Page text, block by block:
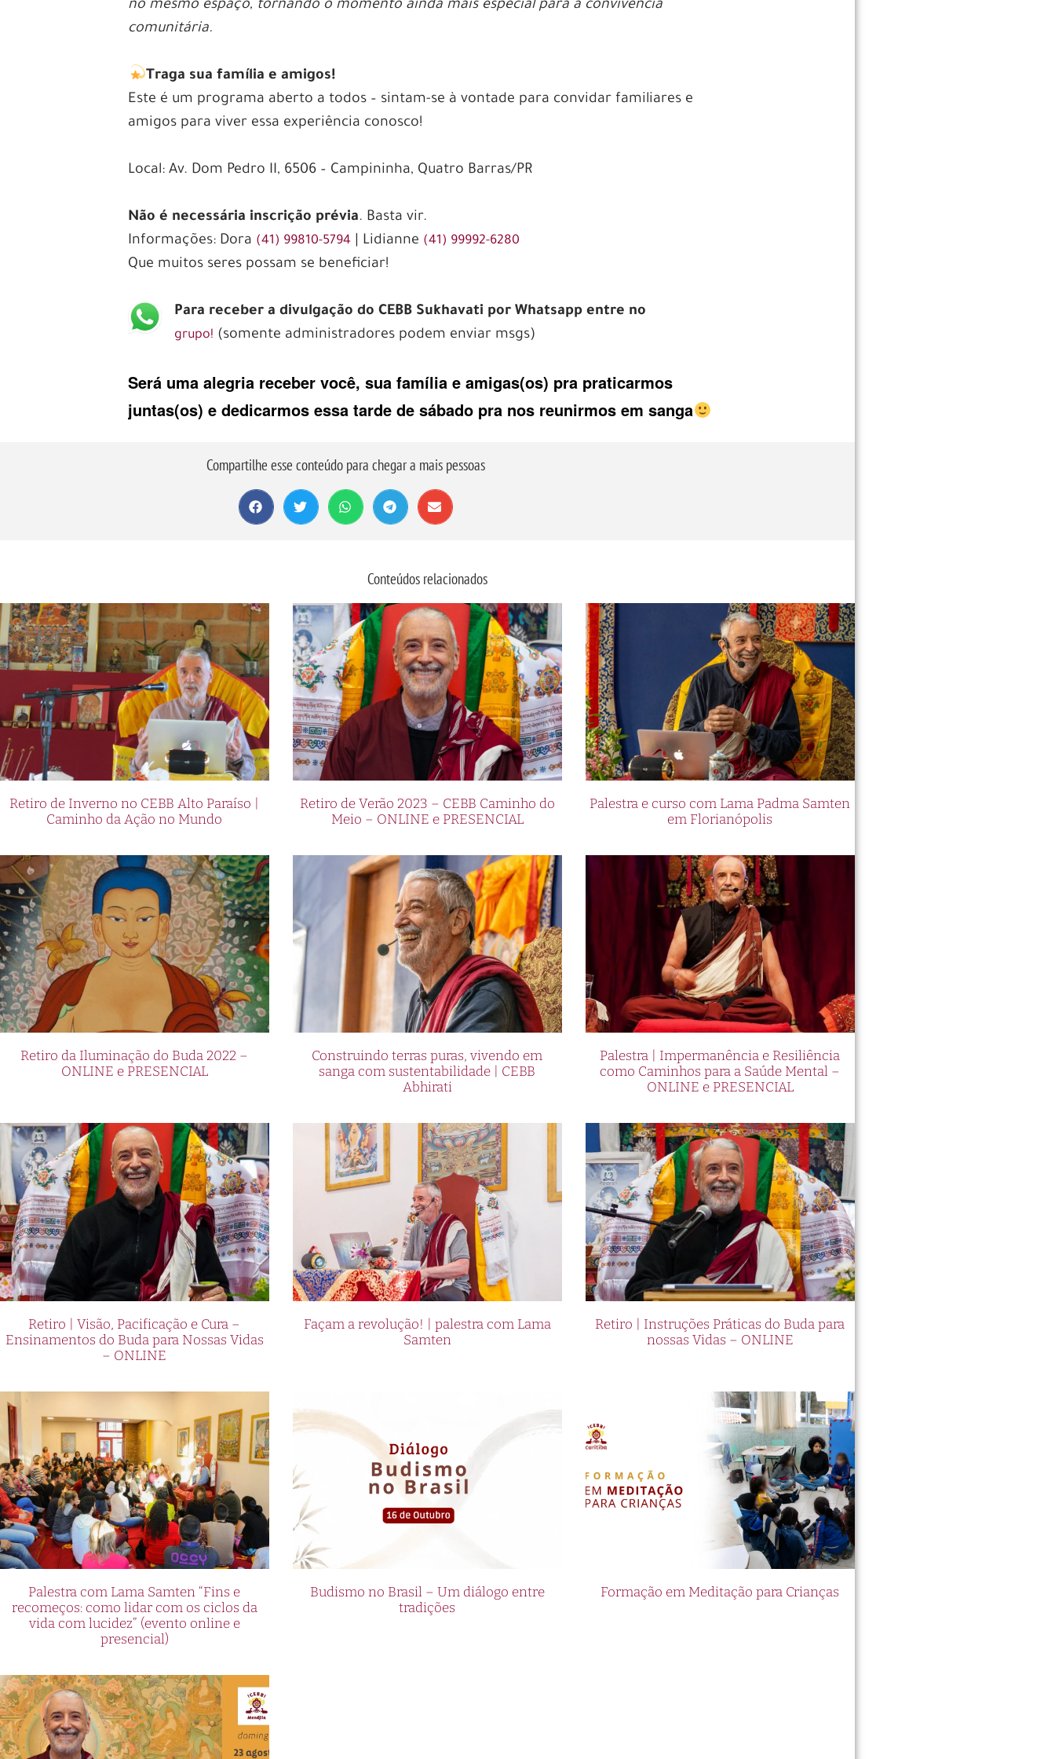
no mesmo espaço, tornando o momento ainda mais especial para a convivência
comunitária.
Traga sua família e amigos!
Este é um programa aberto a todos – sintam-se à vontade para convidar familiares e
amigos para viver essa experiência conosco!
Local: Av. Dom Pedro II, 6506 – Campininha, Quatro Barras/PR
Não é necessária inscrição prévia. Basta vir.
Informações: Dora (41) 99810-5794 | Lidianne (41) 99992-6280
Que muitos seres possam se beneficiar!
Para receber a divulgação do CEBB Sukhavati por Whatsapp entre no
grupo! (somente administradores podem enviar msgs)
Será uma alegria receber você, sua família e amigas(os) pra praticarmos
juntas(os) e dedicarmos essa tarde de sábado pra nos reunirmos em sanga
Compartilhe esse conteúdo para chegar a mais pessoas
Conteúdos relacionados
Retiro de Inverno no CEBB Alto Paraíso |
Caminho da Ação no Mundo
Retiro de Verão 2023 – CEBB Caminho do
Meio – ONLINE e PRESENCIAL
Palestra e curso com Lama Padma Samten
em Florianópolis
Retiro da Iluminação do Buda 2022 –
ONLINE e PRESENCIAL
Construindo terras puras, vivendo em
sanga com sustentabilidade | CEBB
Abhirati
Palestra | Impermanência e Resiliência
como Caminhos para a Saúde Mental –
ONLINE e PRESENCIAL
Retiro | Visão, Pacificação e Cura –
Ensinamentos do Buda para Nossas Vidas
– ONLINE
Façam a revolução! | palestra com Lama
Samten
Retiro | Instruções Práticas do Buda para
nossas Vidas – ONLINE
Palestra com Lama Samten “Fins e
recomeços: como lidar com os ciclos da
vida com lucidez” (evento online e
presencial)
Budismo no Brasil – Um diálogo entre
tradições
Formação em Meditação para Crianças